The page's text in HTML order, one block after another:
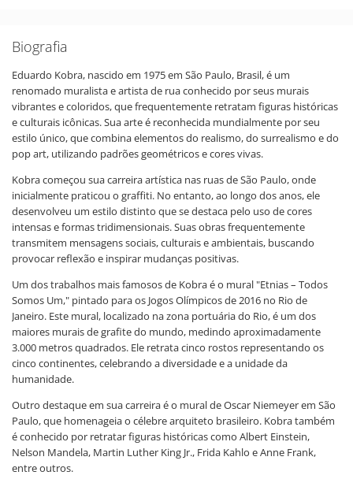
Biografia
Eduardo Kobra, nascido em 1975 em São Paulo, Brasil, é um
renomado muralista e artista de rua conhecido por seus murais
vibrantes e coloridos, que frequentemente retratam figuras históricas
e culturais icônicas. Sua arte é reconhecida mundialmente por seu
estilo único, que combina elementos do realismo, do surrealismo e do
pop art, utilizando padrões geométricos e cores vivas.
Kobra começou sua carreira artística nas ruas de São Paulo, onde
inicialmente praticou o graffiti. No entanto, ao longo dos anos, ele
desenvolveu um estilo distinto que se destaca pelo uso de cores
intensas e formas tridimensionais. Suas obras frequentemente
transmitem mensagens sociais, culturais e ambientais, buscando
provocar reflexão e inspirar mudanças positivas.
Um dos trabalhos mais famosos de Kobra é o mural "Etnias – Todos
Somos Um," pintado para os Jogos Olímpicos de 2016 no Rio de
Janeiro. Este mural, localizado na zona portuária do Rio, é um dos
maiores murais de grafite do mundo, medindo aproximadamente
3.000 metros quadrados. Ele retrata cinco rostos representando os
cinco continentes, celebrando a diversidade e a unidade da
humanidade.
Outro destaque em sua carreira é o mural de Oscar Niemeyer em São
Paulo, que homenageia o célebre arquiteto brasileiro. Kobra também
é conhecido por retratar figuras históricas como Albert Einstein,
Nelson Mandela, Martin Luther King Jr., Frida Kahlo e Anne Frank,
entre outros.